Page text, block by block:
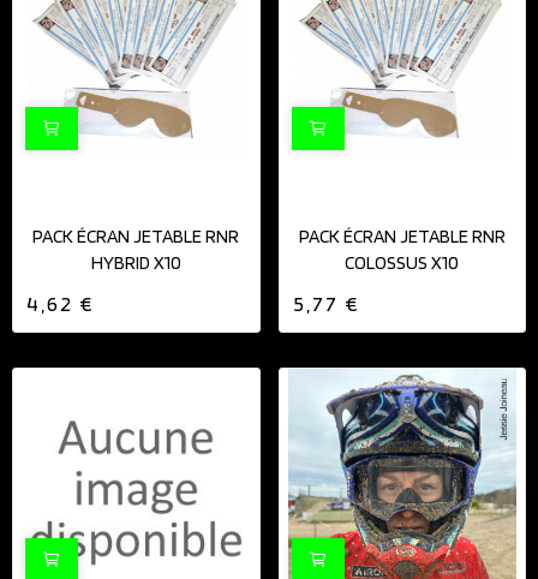
PACK ÉCRAN JETABLE RNR
HYBRID X10
4,62 €
PACK ÉCRAN JETABLE RNR
COLOSSUS X10
5,77 €